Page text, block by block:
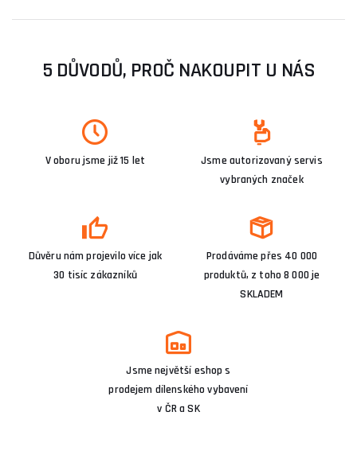
5 DŮVODŮ, PROČ NAKOUPIT U NÁS
V oboru jsme již 15 let
Jsme autorizovaný servis
vybraných značek
Důvěru nám projevilo více jak
30 tisíc zákazníků
Prodáváme přes 40 000
produktů, z toho 8 000 je
SKLADEM
Jsme největší eshop s
prodejem dílenského vybavení
v ČR a SK